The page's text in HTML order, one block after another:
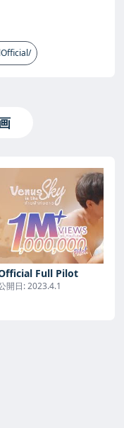
Full Pilot
開日:2023.4.1